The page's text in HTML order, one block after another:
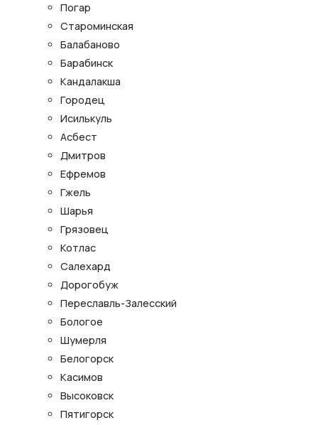
Погар
Староминская
Балабаново
Барабинск
Кандалакша
Городец
Исилькуль
Асбест
Дмитров
Ефремов
Гжель
Шарья
Грязовец
Котлас
Салехард
Дорогобуж
Переславль-Залесский
Бологое
Шумерля
Белогорск
Касимов
Высоковск
Пятигорск